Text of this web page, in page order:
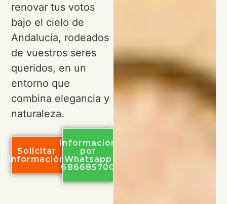
renovar tus votos
bajo el cielo de
Andalucía, rodeados
de vuestros seres
queridos, en un
entorno que
combina elegancia y
naturaleza.
Solicitar
información
Información
por
Whatsapp
686685700